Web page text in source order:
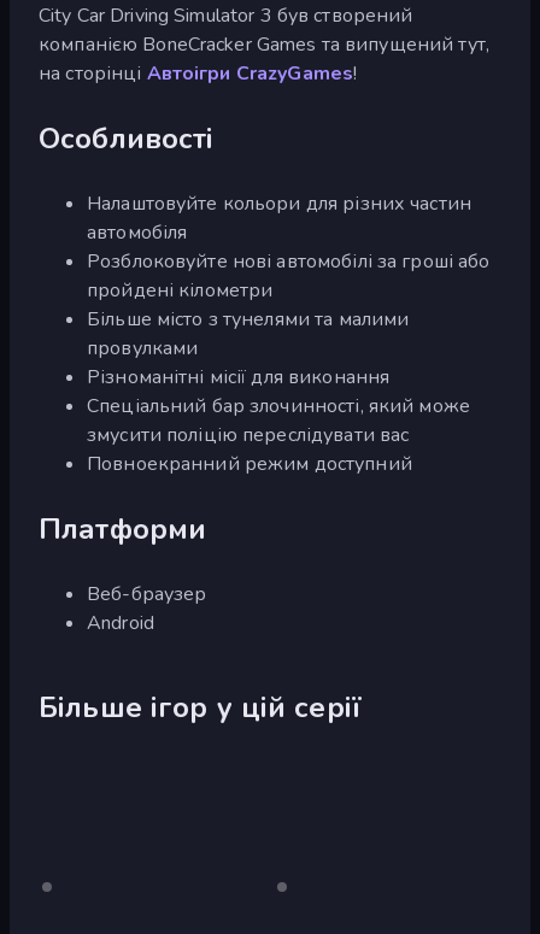
City Car Driving Simulator 3 був створений
компанією BoneCracker Games та випущений тут,
на сторінці Автоігри CrazyGames!
Особливості
Налаштовуйте кольори для різних частин
автомобіля
Розблоковуйте нові автомобілі за гроші або
пройдені кілометри
Більше місто з тунелями та малими
провулками
Різноманітні місії для виконання
Спеціальний бар злочинності, який може
змусити поліцію переслідувати вас
Повноекранний режим доступний
Платформи
Веб-браузер
Android
Більше ігор у цій серії
City
Лише
City
Лише